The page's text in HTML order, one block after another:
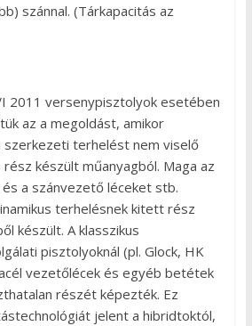
szánnal. (Tárkapacitás az
2011 versenypisztolyok esetében
az a megoldást, amikor
szerkezeti terhelést nem viselő
készült műanyagból. Maga az
a szánvezető léceket stb.
terhelésnek kitett rész
készült. A klasszikus
pisztolyoknál (pl. Glock, HK
vezetőlécek és egyéb betétek
részét képezték. Ez
jelent a hibridtoktól,